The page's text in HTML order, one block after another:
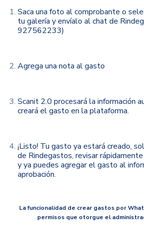
Saca una foto al comprobante o
tu galería y envíalo al chat de
927562233)
Agrega una nota al gasto
Scanit 2.0 procesará la información
creará el gasto en la plataforma.
¡Listo! Tu gasto ya estará creado,
de Rindegastos, revisar
y ya puedes agregar el gasto al
aprobación.
La funcionalidad de crear gastos por
permisos que otorgue el